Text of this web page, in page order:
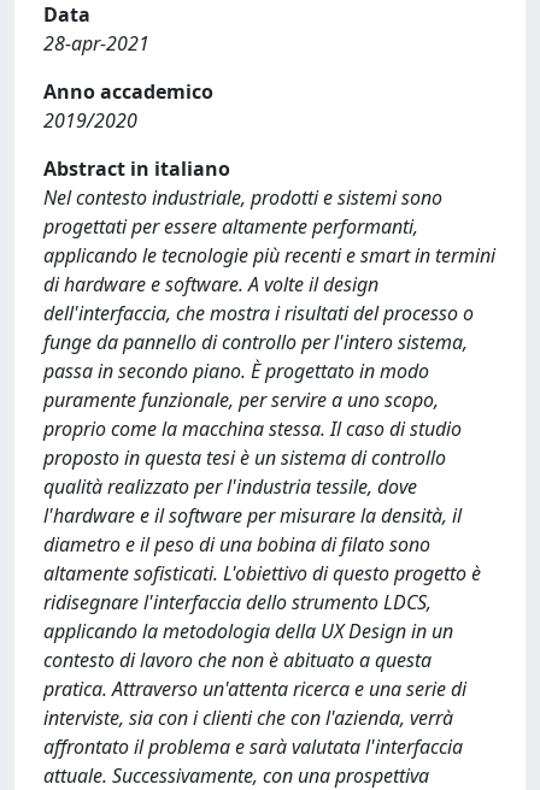
Data
28-apr-2021
Anno accademico
2019/2020
Abstract in italiano
Nel contesto industriale, prodotti e sistemi sono
progettati per essere altamente performanti,
applicando le tecnologie più recenti e smart in termini
di hardware e software. A volte il design
dell'interfaccia, che mostra i risultati del processo o
funge da pannello di controllo per l'intero sistema,
passa in secondo piano. È progettato in modo
puramente funzionale, per servire a uno scopo,
proprio come la macchina stessa. Il caso di studio
proposto in questa tesi è un sistema di controllo
qualità realizzato per l'industria tessile, dove
l'hardware e il software per misurare la densità, il
diametro e il peso di una bobina di filato sono
altamente sofisticati. L'obiettivo di questo progetto è
ridisegnare l'interfaccia dello strumento LDCS,
applicando la metodologia della UX Design in un
contesto di lavoro che non è abituato a questa
pratica. Attraverso un'attenta ricerca e una serie di
interviste, sia con i clienti che con l'azienda, verrà
affrontato il problema e sarà valutata l'interfaccia
attuale. Successivamente, con una prospettiva